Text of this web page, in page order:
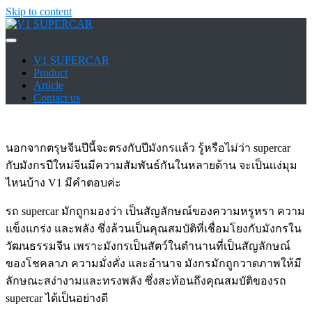
Skip to content
V1 SUPERCAR
V1 SUPERCAR
Product
Article
Contact us
นอกจากตรุษจีนปีนี้จะตรงกับปีมังกรเเล้ว รู้หรือไม่ว่า supercar
กับมังกรปีใหม่จีนมีความสัมพันธ์กันในหลายด้าน จะเป็นเเง่มุม
ไหนบ้าง V1 มีคำตอบค่ะ
รถ supercar มักถูกมองว่า เป็นสัญลักษณ์ของความหรูหรา ความ
แข็งแกร่ง และพลัง ซึ่งล้วนเป็นคุณสมบัติที่เชื่อมโยงกับมังกรใน
วัฒนธรรมจีน เพราะมังกรเป็นสัตว์ในตำนานที่เป็นสัญลักษณ์
ของโชคลาภ ความมั่งคั่ง และอำนาจ มังกรมักถูกวาดภาพให้มี
ลักษณะสง่างามและทรงพลัง ซึ่งสะท้อนถึงคุณสมบัติของรถ
supercar ได้เป็นอย่างดี